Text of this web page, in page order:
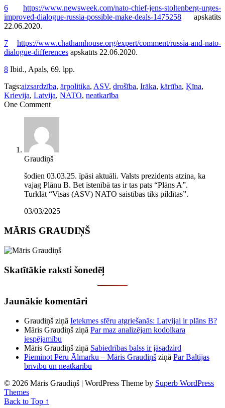
6
https://www.newsweek.com/nato-chief-jens-stoltenberg-urges-
improved-dialogue-russia-possible-make-deals-1475258 apskatīts
22.06.2020.
7
https://www.chathamhouse.org/expert/comment/russia-and-nato-
dialogue-differences apskatīts 22.06.2020.
8 Ibid., Apals, 69. lpp.
Tags:aizsardzība, ārpolitika, ASV, drošība, Irāka, kārtība, Ķīna,
Krievija, Latvija, NATO, neatkarība
One Comment
Graudiņš
šodien 03.03.25. īpāsi aktuāli. Valsts prezidents atzina, ka
vajag Plānu B. Bet īstenībā tas ir tas pats “Plāns A”.
Turklāt “Visas (ASV) NATO saistības tiks pildītas”.
03/03/2025
MĀRIS GRAUDIŅŠ
Skatītākie raksti šonedēļ
Jaunākie komentāri
Graudiņš ziņā Ietekmes sfēru atgriešanās: Latvijai ir plāns B?
Māris Graudiņš ziņā Par maz analizējam kodolkara
iespējamību
Māris Graudiņš ziņā Sabiedrības balss ir jāsadzird
Pieminot Pēru Ālmarku – Māris Graudiņš ziņā Par Baltijas
brīvību un neatkarību
© 2026 Māris Graudiņš | WordPress Theme by Superb WordPress
Themes
Back to Top ↑